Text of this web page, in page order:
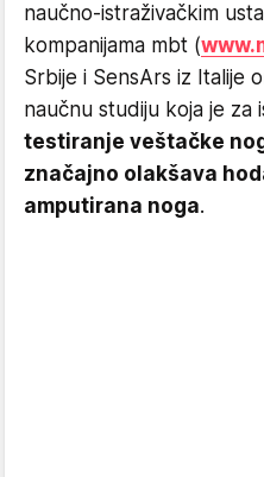
naučno-istraživačkim
kompanijama mbt (
Srbije i SensArs iz Italije
naučnu studiju koja je za
testiranje veštačke
značajno olakšava
amputirana noga.